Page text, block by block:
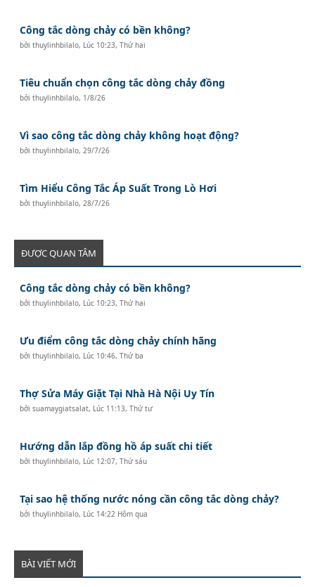
Công tắc dòng chảy có bền không?
bởithuylinhbilalo, Lúc 10:23, Thứ hai
Tiêu chuẩn chọn công tắc dòng chảy đồng
bởithuylinhbilalo, 1/8/26
Vì sao công tắc dòng chảy không hoạt động?
bởithuylinhbilalo, 29/7/26
Tìm Hiểu Công Tắc Áp Suất Trong Lò Hơi
bởithuylinhbilalo, 28/7/26
ĐƯỢC QUAN TÂM
Công tắc dòng chảy có bền không?
bởithuylinhbilalo, Lúc 10:23, Thứ hai
Ưu điểm công tắc dòng chảy chính hãng
bởithuylinhbilalo, Lúc 10:46, Thứ ba
Thợ Sửa Máy Giặt Tại Nhà Hà Nội Uy Tín
bởisuamaygiatsalat, Lúc 11:13, Thứ tư
Hướng dẫn lắp đồng hồ áp suất chi tiết
bởithuylinhbilalo, Lúc 12:07, Thứ sáu
Tại sao hệ thống nước nóng cần công tắc dòng chảy?
bởithuylinhbilalo, Lúc 14:22 Hôm qua
BÀI VIẾT MỚI